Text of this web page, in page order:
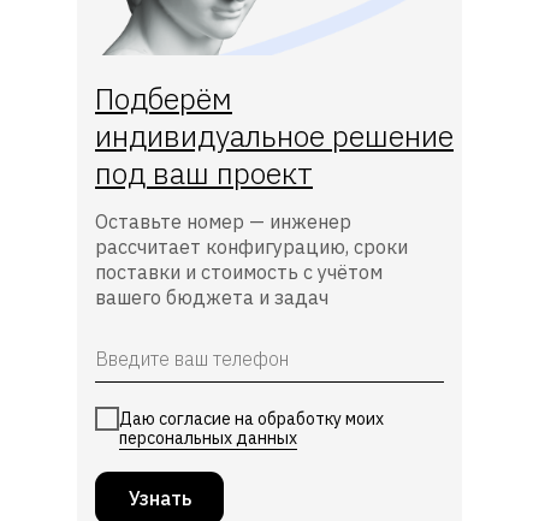
Оставьте номер — инженер
рассчитает конфигурацию, сроки
поставки и стоимость с учётом
вашего бюджета и задач
Подберём
индивидуальное решение
под ваш проект
Даю согласие на обработку моих
персональных данных
Узнать